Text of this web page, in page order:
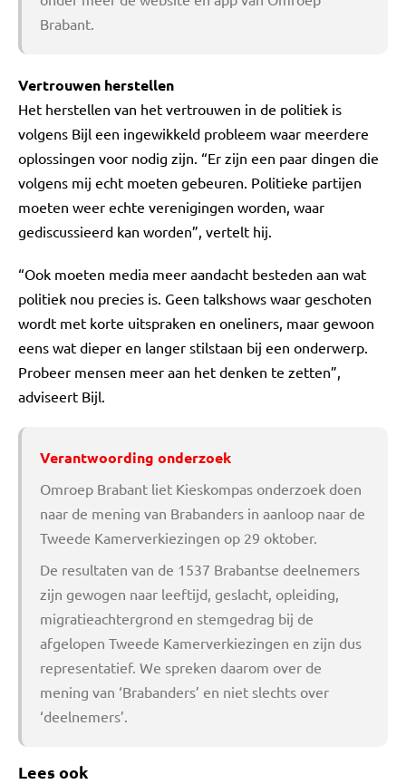
Brabant.
Vertrouwen herstellen
Het herstellen van het vertrouwen in de politiek is
volgens Bijl een ingewikkeld probleem waar meerdere
oplossingen voor nodig zijn. “Er zijn een paar dingen die
volgens mij echt moeten gebeuren. Politieke partijen
moeten weer echte verenigingen worden, waar
gediscussieerd kan worden”, vertelt hij.
“Ook moeten media meer aandacht besteden aan wat
politiek nou precies is. Geen talkshows waar geschoten
wordt met korte uitspraken en oneliners, maar gewoon
eens wat dieper en langer stilstaan bij een onderwerp.
Probeer mensen meer aan het denken te zetten”,
adviseert Bijl.
Verantwoording onderzoek
Omroep Brabant liet Kieskompas onderzoek doen
naar de mening van Brabanders in aanloop naar de
Tweede Kamerverkiezingen op 29 oktober.
De resultaten van de 1537 Brabantse deelnemers
zijn gewogen naar leeftijd, geslacht, opleiding,
migratieachtergrond en stemgedrag bij de
afgelopen Tweede Kamerverkiezingen en zijn dus
representatief. We spreken daarom over de
mening van ‘Brabanders’ en niet slechts over
‘deelnemers’.
Lees ook